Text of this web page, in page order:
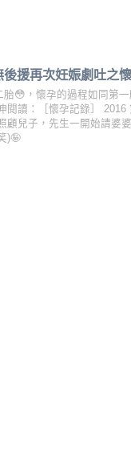
後援再次妊娠劇吐之
😳，懷孕的過程如同第
閱讀：［懷孕記錄］ 2016
顧兒子，先生一開始請婆
)🤪